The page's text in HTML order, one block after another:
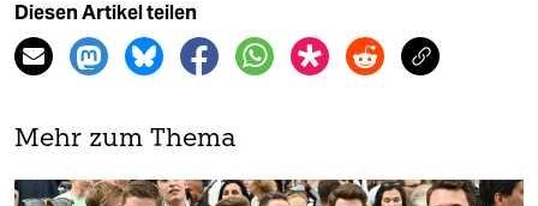
Diesen Artikel teilen
Mehr zum Thema